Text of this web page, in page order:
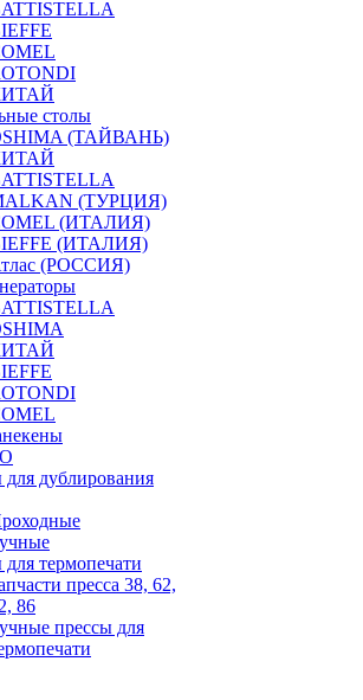
столы
(ТАЙВАНЬ)
(ТУРЦИЯ)
(ИТАЛИЯ)
(ИТАЛИЯ)
(РОССИЯ)
дублирования
термопечати
пресса 38, 62,
86
прессы для